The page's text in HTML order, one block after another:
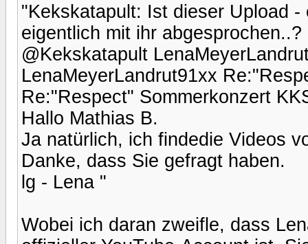
"Kekskatapult: Ist dieser Upload
eigentlich mit ihr
@Kekskatapult
LenaMeyerLandrut91xx
Re:"Respect" Sommerkonzert
Hallo Mathias B.
Ja natürlich, ich findedie Videos
Danke, dass Sie gefragt haben.
lg - Lena "
Wobei ich daran zweifle, dass